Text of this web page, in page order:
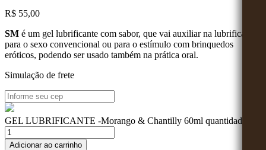
R$ 55,00
SM é um gel lubrificante com sabor, que vai auxiliar na lubrificação
para o sexo convencional ou para o estímulo com brinquedos
eróticos, podendo ser usado também na prática oral.
Simulação de frete
GEL LUBRIFICANTE -Morango & Chantilly 60ml quantidade
Adicionar ao carrinho